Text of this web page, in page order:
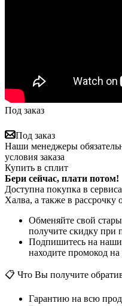
Под заказ
Под заказ
Наши менеджеры
условия заказа
Купить в сплит
Бери сейчас, плати потом!
Доступна покупка в
Халва, а также в рассрочку
Обменяйте свой
получите скидку
Подпишитесь на
находите промокод
📋 Что Вы получите
Гарантию на всю